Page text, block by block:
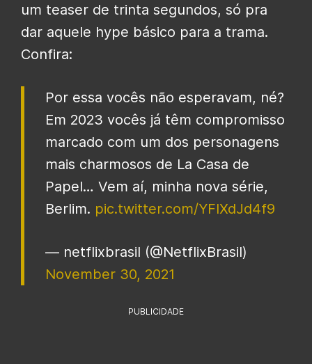
um teaser de trinta segundos, só pra
dar aquele hype básico para a trama.
Confira:
Por essa vocês não esperavam, né?
Em 2023 vocês já têm compromisso
marcado com um dos personagens
mais charmosos de La Casa de
Papel… Vem aí, minha nova série,
Berlim. pic.twitter.com/YFIXdJd4f9
— netflixbrasil (@NetflixBrasil)
November 30, 2021
PUBLICIDADE